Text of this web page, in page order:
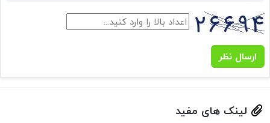
ارسال نظر
لینک های مفید